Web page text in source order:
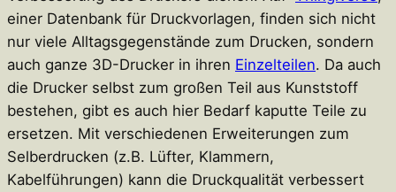
einer Datenbank für Druckvorlagen, finden sich nicht
nur viele Alltagsgegenstände zum Drucken, sondern
auch ganze 3D-Drucker in ihren Einzelteilen. Da auch
die Drucker selbst zum großen Teil aus Kunststoff
bestehen, gibt es auch hier Bedarf kaputte Teile zu
ersetzen. Mit verschiedenen Erweiterungen zum
Selberdrucken (z.B. Lüfter, Klammern,
Kabelführungen) kann die Druckqualität verbessert